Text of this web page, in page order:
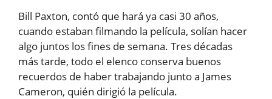
Bill Paxton, contó que hará ya casi 30 años,
cuando estaban filmando la película, solían hacer
algo juntos los fines de semana. Tres décadas
más tarde, todo el elenco conserva buenos
recuerdos de haber trabajando junto a James
Cameron, quién dirigió la película.